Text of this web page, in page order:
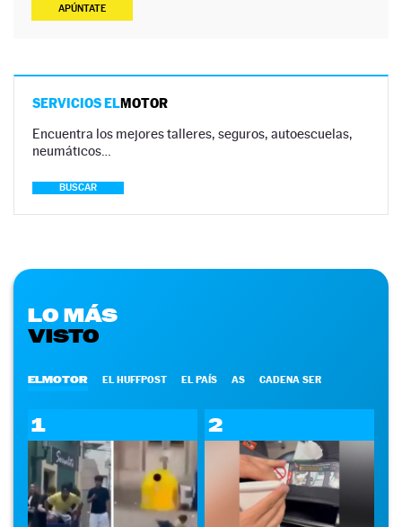
APÚNTATE
SERVICIOS ELMOTOR
Encuentra los mejores talleres, seguros, autoescuelas,
neumáticos…
BUSCAR
LO MÁS
VISTO
ELMOTOR EL HUFFPOST EL PAÍS AS CADENA SER
1 2